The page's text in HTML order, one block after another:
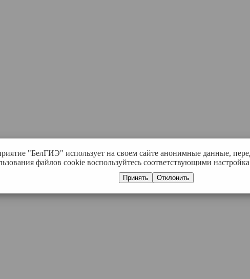
"БелГИЭ" использует на своем сайте анонимные данные,
файлов cookie воспользуйтесь соответствующими
Принять Отклонить